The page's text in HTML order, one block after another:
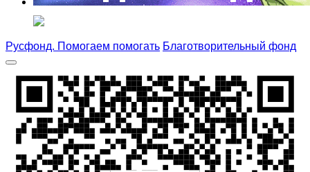
Русфонд. Помогаем помогать Благотворительный фонд